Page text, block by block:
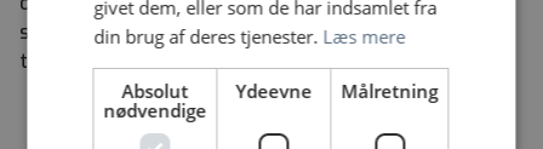
samt cheflæge Niels Frost Andersen, nielande@rm.dk
tlf. 6170 9390.
givet dem, eller som de har indsamlet fra
din brug af deres tjenester. Læs mere
Absolut
nødvendige
Ydeevne Målretning